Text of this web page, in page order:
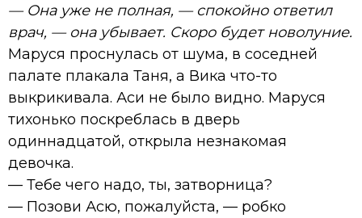
— Она уже не полная, — спокойно ответил
врач, — она убывает. Скоро будет новолуние.
Маруся проснулась от шума, в соседней
палате плакала Таня, а Вика что-то
выкрикивала. Аси не было видно. Маруся
тихонько поскреблась в дверь
одиннадцатой, открыла незнакомая
девочка.
— Тебе чего надо, ты, затворница?
— Позови Асю, пожалуйста, — робко